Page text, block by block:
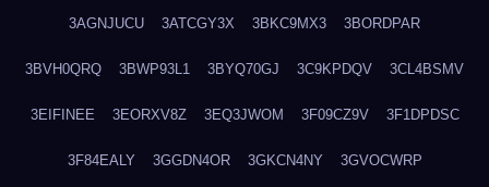
3AGNJUCU 3ATCGY3X 3BKC9MX3 3BORDPAR
3BVH0QRQ 3BWP93L1 3BYQ70GJ 3C9KPDQV 3CL4BSMV
3EIFINEE 3EORXV8Z 3EQ3JWOM 3F09CZ9V 3F1DPDSC
3F84EALY 3GGDN4OR 3GKCN4NY 3GVOCWRP